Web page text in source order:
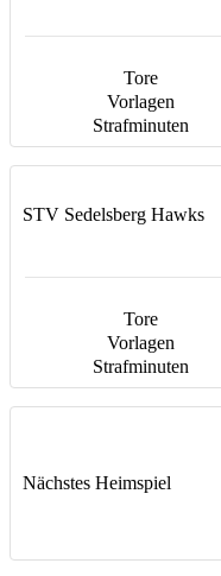
STV Sedelsberg Hawks
Nächstes Heimspiel